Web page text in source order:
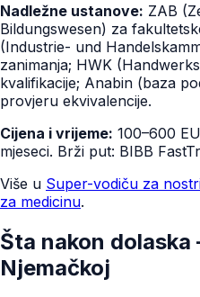
Nadležne ustanove: ZAB
Bildungswesen) za
(Industrie- und
zanimanja; HWK
kvalifikacije; Anabin (baza
provjeru ekvivalencije.
Cijena i vrijeme: 100–600
mjeseci. Brži put: BIBB
Više u Super-vodiču za
za medicinu.
Šta nakon
Njemačkoj